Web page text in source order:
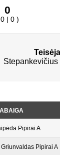
0
| 0 )
Stepankevičius
Pipirai A
Griunvaldas Pipirai A